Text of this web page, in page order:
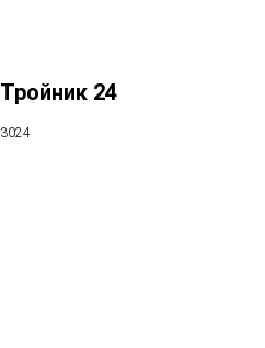
Тройник 24
3024